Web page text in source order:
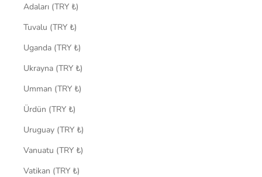
Adaları (TRY ₺)
Tuvalu (TRY ₺)
Uganda (TRY ₺)
Ukrayna (TRY ₺)
Umman (TRY ₺)
Ürdün (TRY ₺)
Uruguay (TRY ₺)
Vanuatu (TRY ₺)
Vatikan (TRY ₺)